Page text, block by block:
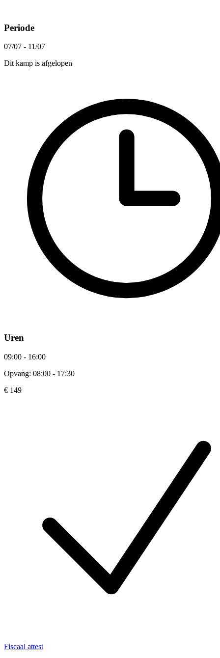
Periode
07/07 - 11/07
Dit kamp is afgelopen
Uren
09:00 - 16:00
Opvang: 08:00 - 17:30
€ 149
Fiscaal attest